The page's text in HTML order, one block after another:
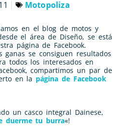
Motopoliza
en el blog de motos y
el área de Diseño, se está
página de Facebook.
ganas se consiguen resultados
todos los interesados en
compartimos un par de
en la página de Facebook
un casco integral Dainese,
duerme tu burra«!